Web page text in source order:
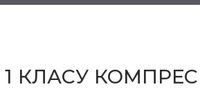
КОМПРЕСІЇ